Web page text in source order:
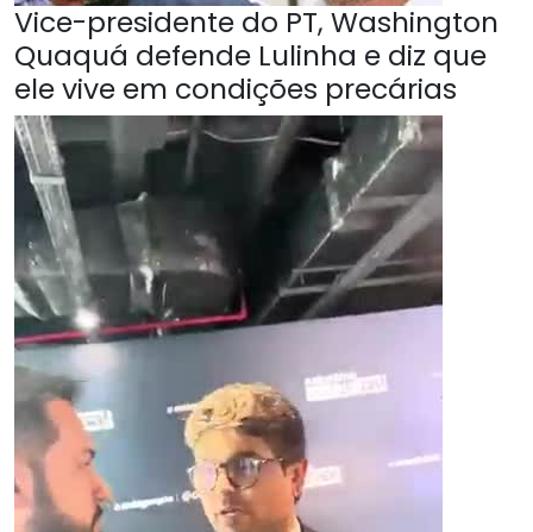
Vice-presidente do PT, Washington
Quaquá defende Lulinha e diz que
ele vive em condições precárias